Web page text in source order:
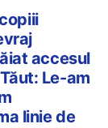
accesul
Le-am
linie de